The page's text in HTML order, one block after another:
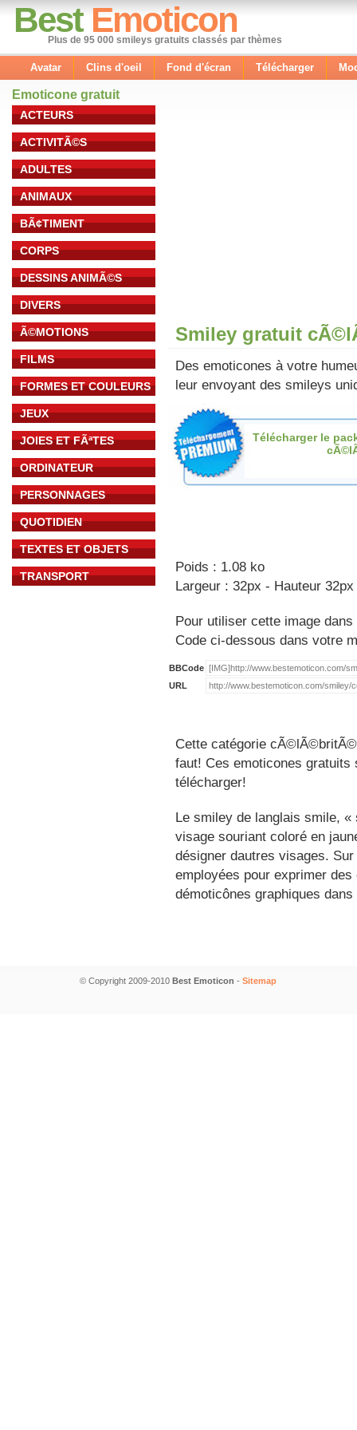
Best Emoticon
Plus de 95 000 smileys gratuits classés par thèmes
Avatar Clins d'oeil Fond d'écran Télécharger
Emoticone gratuit
ACTEURS
ACTIVITÃ©S
ADULTES
ANIMAUX
BÃ¢TIMENT
CORPS
DESSINS ANIMÃ©S
DIVERS
Ã©MOTIONS
FILMS
FORMES ET COULEURS
JEUX
JOIES ET FÃªTES
ORDINATEUR
PERSONNAGES
QUOTIDIEN
TEXTES ET OBJETS
TRANSPORT
Smiley gratuit
Des emoticones à votre
leur envoyant des smileys
Télécharger le
Poids : 1.08 ko
Largeur : 32px - Hauteur 32px
Pour utiliser cette image
Code ci-dessous dans votre
BBCode
URL
Cette catégorie
faut! Ces emoticones
télécharger!
Le smiley de langlais smile,
visage souriant coloré en
désigner dautres visages.
employées pour exprimer
démoticônes graphiques
© Copyright 2009-2010 Best Emoticon - Sitemap